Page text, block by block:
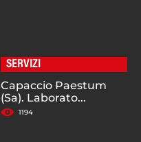
SERVIZI
Capaccio Paestum
(Sa). Laborato...
1194